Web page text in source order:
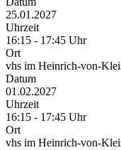
25.01.2027
Uhrzeit
16:15 - 17:45 Uhr
Ort
vhs im Heinrich-von-
Datum
01.02.2027
Uhrzeit
16:15 - 17:45 Uhr
Ort
vhs im Heinrich-von-